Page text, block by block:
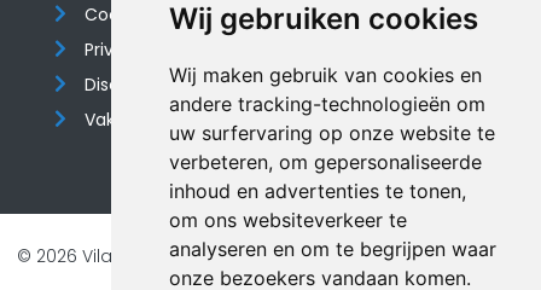
Wij gebruiken cookies
Wij maken gebruik van cookies en
andere tracking-technologieën om
uw surfervaring op onze website te
verbeteren, om gepersonaliseerde
inhoud en advertenties te tonen,
om ons websiteverkeer te
analyseren en om te begrijpen waar
onze bezoekers vandaan komen.
Cookieverklaring
Privacyverklaring
Disclaimer
Vakantiehuis website
© 2026 Vilando Vakantiehuizen |Website door FalcoTravel